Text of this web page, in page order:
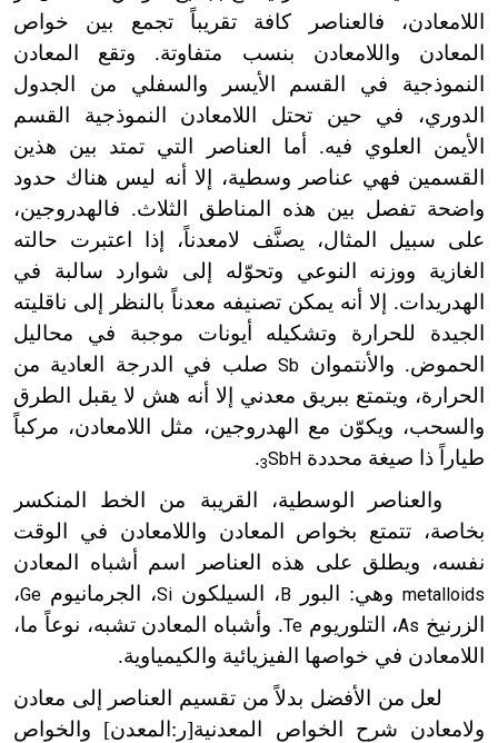
اللامعادن، فالعناصر كافة تقريباً تجمع بين خواص
المعادن واللامعادن بنسب متفاوتة. وتقع المعادن
النموذجية في القسم الأيسر والسفلي من الجدول
الدوري، في حين تحتل اللامعادن النموذجية القسم
الأيمن العلوي فيه. أما العناصر التي تمتد بين هذين
القسمين فهي عناصر وسطية، إلا أنه ليس هناك حدود
واضحة تفصل بين هذه المناطق الثلاث. فالهدروجين،
على سبيل المثال، يصنَّف لامعدناً، إذا اعتبرت حالته
الغازية ووزنه النوعي وتحوّله إلى شوارد سالبة في
الهدريدات. إلا أنه يمكن تصنيفه معدناً بالنظر إلى ناقليته
الجيدة للحرارة وتشكيله أيونات موجبة في محاليل
الحموض. والأنتموان Sbصلب في الدرجة العادية من
الحرارة، ويتمتع ببريق معدني إلا أنه هش لا يقبل الطرق
والسحب، ويكوّن مع الهدروجين، مثل اللامعادن، مركباً
طياراً ذا صيغة محددة SbH
3
.
والعناصر الوسطية، القريبة من الخط المنكسر
بخاصة، تتمتع بخواص المعادن واللامعادن في الوقت
نفسه، ويطلق على هذه العناصر اسم أشباه المعادن
metalloids وهي: البور B ، السيلكون Si، الجرمانيوم Ge،
الزرنيخ As، التلوريومTe. وأشباه المعادن تشبه، نوعاً ما،
اللامعادن في خواصها الفيزيائية والكيمياوية.
لعل من الأفضل بدلاً من تقسيم العناصر إلى معادن
ولامعادن شرح الخواص المعدنية[ر:المعدن] والخواص